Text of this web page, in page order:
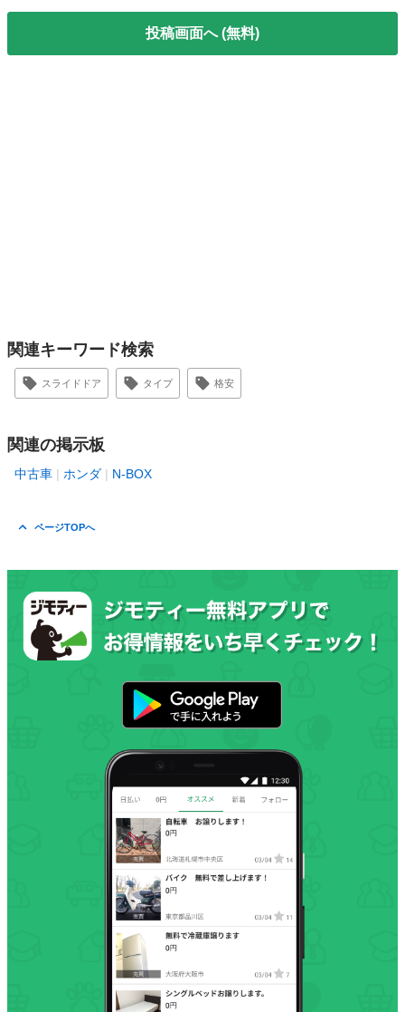
投稿画面へ (無料)
関連キーワード検索
スライドドア タイプ 格安
関連の掲示板
中古車 ホンダ N-BOX
ページTOPへ